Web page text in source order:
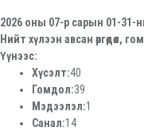
2026 оны 07-р сарын 01-31-
Нийт хүлээн авсан өргөдөл,
Үүнээс:
Хүсэлт:40
Гомдол:39
Мэдээлэл:1
Санал:14